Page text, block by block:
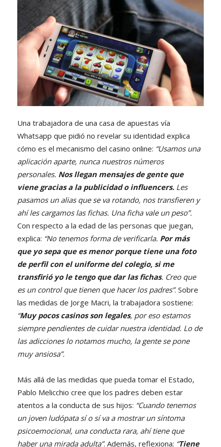
Una trabajadora de una casa de apuestas vía
Whatsapp que pidió no revelar su identidad explica
cómo es el mecanismo del casino online: “Usamos una
aplicación aparte, nunca nuestros números
personales. Nos llegan mensajes de gente que
viene gracias a la publicidad o influencers. Les
pasamos un alias que se va rotando, nos transfieren y
ahí les cargamos las fichas. Una ficha vale un peso”.
Con respecto a la edad de las personas que juegan,
explica: “No tenemos forma de verificarla. Por más
que yo sepa que es menor porque tiene una foto
de perfil con el uniforme del colegio, si me
transfirió yo le tengo que dar las fichas. Creo que
es un control que tienen que hacer los padres”. Sobre
las medidas de Jorge Macri, la trabajadora sostiene:
“Muy pocos casinos son legales, por eso estamos
siempre pendientes de cuidar nuestra identidad. Lo de
las adicciones lo notamos mucho, la gente se pone
muy ansiosa”.
Más allá de las medidas que pueda tomar el Estado,
Pablo Melicchio cree que los padres deben estar
atentos a la conducta de sus hijos: “Cuando tenemos
un joven ludópata sí o sí va a mostrar un síntoma
psicoemocional, una conducta rara, ahí tiene que
haber una mirada adulta”. Además, reflexiona: “Tiene